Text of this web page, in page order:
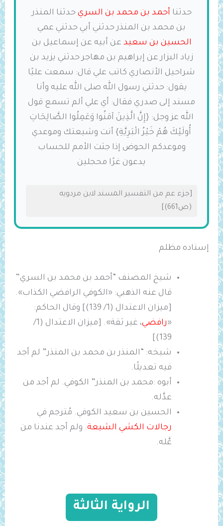
حدثنا أحمد بن محمد بن السري حدثنا المنذر
بن محمد بن المنذر حدثني أبي حدثني عمي
الحسين بن سعيد عن أبيه عن إسماعيل بن
زياد البزار عن إبراهيم بن مهاجر حدثني يزيد بن
شراحيل الأنصاري كاتب علي قال: سمعت عليًا
يقول: حدثني رسول الله صلى الله عليه وأنا
مسند إلى صدري فقال: أي علي ألم تسمع قول
الله عز وجل: {إِنَّ الَّذِينَ آمَنُوا وَعَمِلُوا الصَّالِحَاتِ
أُولَئِكَ هُمْ ‌خَيْرُ ‌الْبَرِيَّةِ} أنت ‌وشيعتك وموعدي
وموعدكم الحوض إذا جثت الأمم للحساب
يدعون غرًا محجلين
[جزء عم من التفسير المسند لابن مردويه
(ص661)]
إسناده مظلم
شيخ المصنف “أحمد بن محمد بن السري”
قال عنه الذهبي: «الكوفي الرافضي الكذاب».
[ميزان الاعتدال (1/ 139)] وقال الحاكم:
«رافضي
، غير ثقة». [ميزان الاعتدال (1/
139)]
شيخه: “المنذر بن محمد بن المنذر” لم أجد
فيه تعديلًا.
أبوه :محمد بن المنذر” الكوفي. لم أجد من
عدَّله.
الحسين بن سعيد الكوفي. مُترجم في
رجالات الكشي الشيعة. ولم أجد عندنا من
عَّله.
الرواية الثالثة